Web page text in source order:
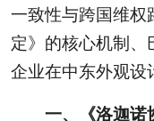
一致性与跨国维权
定》的核心机制、
企业在中东外观设
一、《洛迦诺